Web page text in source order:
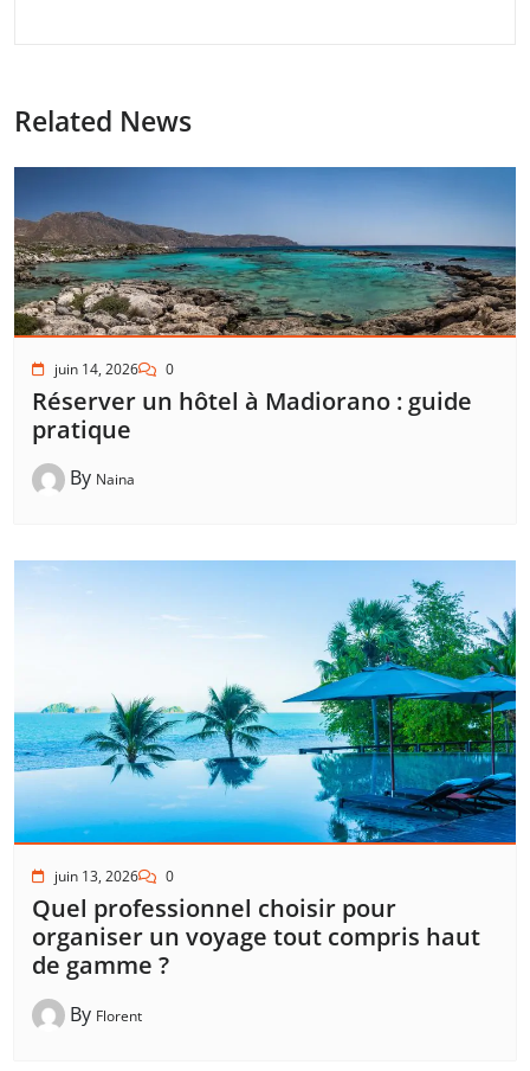
Related News
juin 14, 2026 0
Réserver un hôtel à Madiorano : guide
pratique
By Naina
juin 13, 2026 0
Quel professionnel choisir pour
organiser un voyage tout compris haut
de gamme ?
By Florent